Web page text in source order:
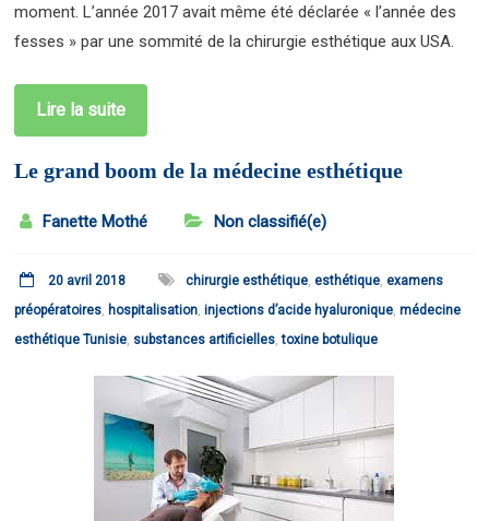
moment. L’année 2017 avait même été déclarée « l’année des
fesses » par une sommité de la chirurgie esthétique aux USA.
Lire la suite
Le grand boom de la médecine esthétique
Fanette Mothé Non classifié(e)
20 avril 2018 chirurgie esthétique ,esthétique ,examens
préopératoires hospitalisation ,injections d’acide hyaluronique ,médecine
esthétique Tunisie substances artificielles ,toxine botulique